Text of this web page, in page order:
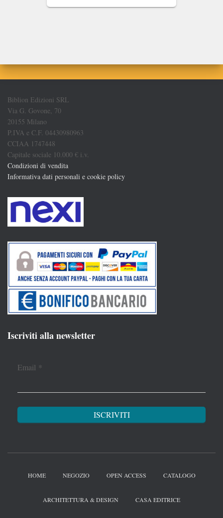
originaleattuale
Biblion Edizioni SRL
Via G. Govone, 70
20155 Milano
P.IVA e C.F. 04430980963
CCIAA 1747448
Capitale sociale 10.000 € i.v.
Condizioni di vendita
Informativa dati personali e cookie policy
Iscriviti alla newsletter
Email *
HOME NEGOZIO OPEN ACCESS CATALOGO
ARCHITETTURA & DESIGN CASA EDITRICE